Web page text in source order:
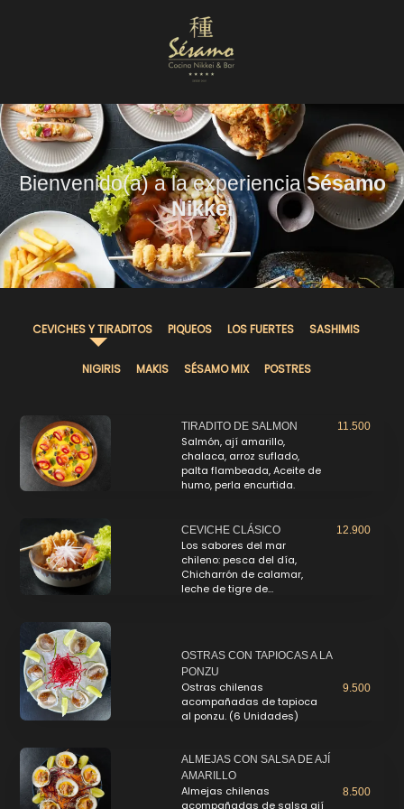
Nuestra Carta
Bienvenido(a) a la experienciaSésamo
Nikkei
CEVICHES Y TIRADITOS PIQUEOS LOS FUERTES SASHIMIS
NIGIRIS MAKIS SÉSAMO MIX POSTRES
TIRADITO DE SALMON 11.500
Salmón, ají amarillo,
chalaca, arroz suflado,
palta flambeada, Aceite de
humo, perla encurtida.
CEVICHE CLÁSICO 12.900
Los sabores del mar
chileno: pesca del día,
Chicharrón de calamar,
leche de tigre de…
OSTRAS CON TAPIOCAS A LA
PONZU
9.500
Ostras chilenas
acompañadas de tapioca
al ponzu. (6 Unidades)
ALMEJAS CON SALSA DE AJÍ
AMARILLO
8.500
Almejas chilenas
acompañadas de salsa ají